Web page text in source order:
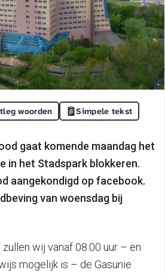
woorden Simpele tekst
gaat komende maandag het
in het Stadspark blokkeren.
aangekondigd op facebook.
van woensdag bij
zullen wij vanaf 08.00 uur – en
mogelijk is – de Gasunie